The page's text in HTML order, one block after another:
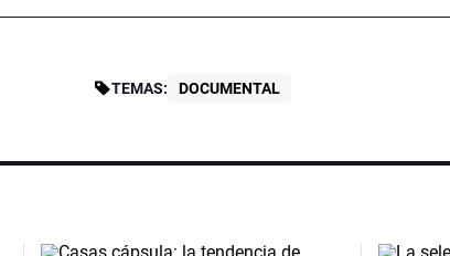
TEMAS: DOCUMENTAL